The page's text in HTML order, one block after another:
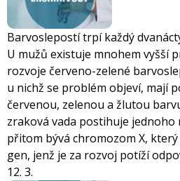
Barvoslepostí trpí každý
U mužů existuje mnohem vyšší
rozvoje červeno-zelené
u nichž se problém objeví, mají
červenou, zelenou a žlutou
zraková vada postihuje jednoho
přitom bývá chromozom X,
gen, jenž je za rozvoj potíží
12. 3.